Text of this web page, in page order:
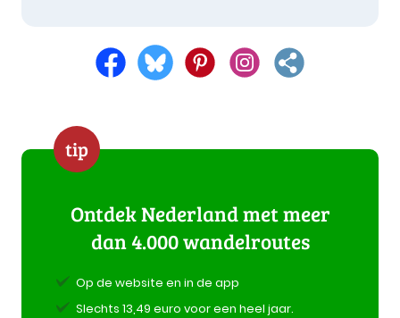
tip
Ontdek Nederland met meer
dan 4.000 wandelroutes
Op de website en in de app
Slechts 13,49 euro voor een heel jaar.